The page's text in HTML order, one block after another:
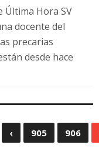
Última Hora SV
docente del
precarias
desde hace
‹ 905 906